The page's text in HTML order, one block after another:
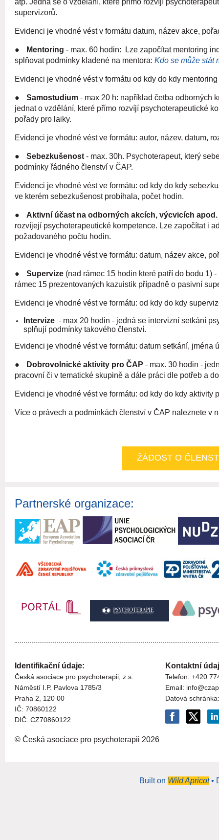
atp. Jedná se o vzdělání, které přímo rozvíjí
supervizorů.
Evidenci je vhodné vést v formátu datum, název akce,
● Mentoring - max. 60 hodin: Lze započítat mentoring
splňovat podmínky kladené na mentora: Kdo se může stát
Evidenci je vhodné vést v formátu od kdy do kdy
● Samostudium - max 20 h: například četba odborných
jednat o vzdělání, které přímo rozvíjí psychoterapeutické
pořady pro laiky.
Evidenci je vhodné vést ve formátu: autor, název, datum,
● Sebezkušenost - max. 30h. Psychoterapeut, který
podmínky řádného členství v ČAP.
Evidenci je vhodné vést ve formátu: od kdy do kdy
ve kterém sebezkušenost probíhala, počet hodin.
●
Aktivní účast na odborných akcích, výcvicích
rozvíjejí psychoterapeutické kompetence. Lze započítat i
požadovaného počtu hodin.
Evidenci je vhodné vést ve formátu: datum, název akce,
● Supervize (nad rámec 15 hodin které patří do bodu 1)
rámec 15 prezentovaných kazuistik případně o pasivní
Evidenci je vhodné vést ve formátu: od kdy do kdy
Intervize - max 20 hodin - jedná se intervizní setkání
splňují podmínky takového členství.
Evidenci je vhodné vést ve formátu: datum setkání, jména
● Dobrovolnické aktivity pro ČAP - max. 30 hodin -
pracovní či v tematické skupině a dále práci dle potřeb a
Evidenci je vhodné vést ve formátu: od kdy do kdy aktivity
Více o právech a podmínkách členství v ČAP naleznete v
ŽÁDOST O
Partnerské organizace:
Identifikační údaje:
Česká asociace pro psychoterapii, z.s.
Náměstí I.P. Pavlova 1785/3
Praha 2, 120 00
IČ: 70860122
DIČ: CZ70860122
Kontaktní
Telefon: +420
Email:
Datová
© Česká asociace pro psychoterapii 2026
Built on Wild Apricot •